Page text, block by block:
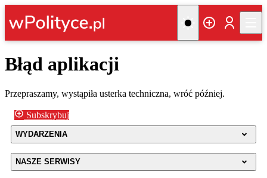
Błąd aplikacji
Przepraszamy, wystąpiła usterka techniczna, wróć później.
Subskrybuj
WYDARZENIA
NASZE SERWISY